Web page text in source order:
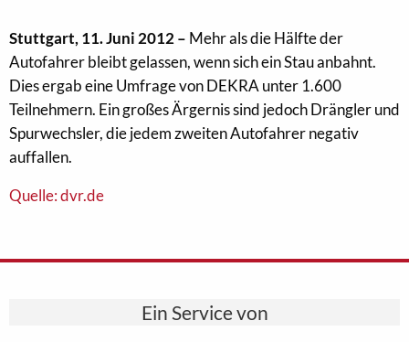
Stuttgart, 11. Juni 2012 – Mehr als die Hälfte der
Autofahrer bleibt gelassen, wenn sich ein Stau anbahnt.
Dies ergab eine Umfrage von DEKRA unter 1.600
Teilnehmern. Ein großes Ärgernis sind jedoch Drängler und
Spurwechsler, die jedem zweiten Autofahrer negativ
auffallen.
Quelle: dvr.de
Ein Service von